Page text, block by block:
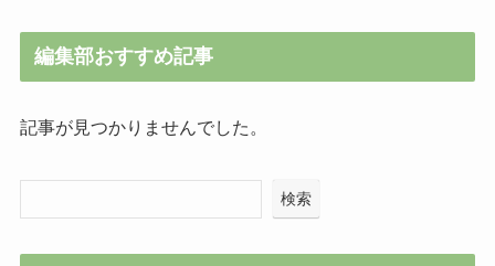
編集部おすすめ記事
記事が見つかりませんでした。
検索